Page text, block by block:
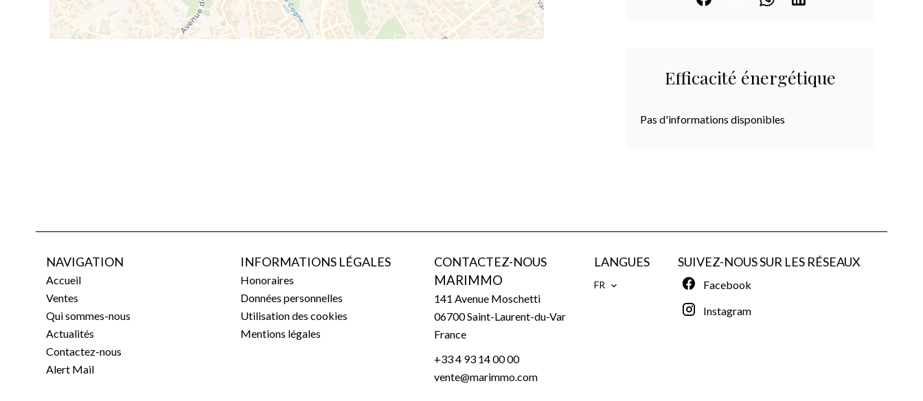
Efficacité énergétique
Pas d'informations disponibles
NAVIGATION
Accueil
Ventes
Qui sommes-nous
Actualités
Contactez-nous
Alert Mail
INFORMATIONS LÉGALES
Honoraires
Données personnelles
Utilisation des cookies
Mentions légales
CONTACTEZ-NOUS
MARIMMO
141 Avenue Moschetti
06700Saint-Laurent-du-Var
France
+33 4 93 14 00 00
vente@marimmo.com
LANGUES
FR
SUIVEZ-NOUS SUR LES RÉSEAUX
Facebook
Instagram